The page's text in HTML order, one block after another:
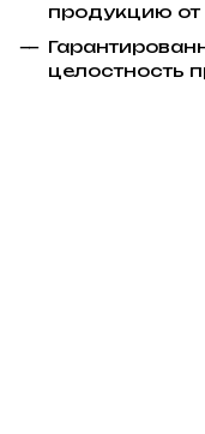
продукцию от
целостность